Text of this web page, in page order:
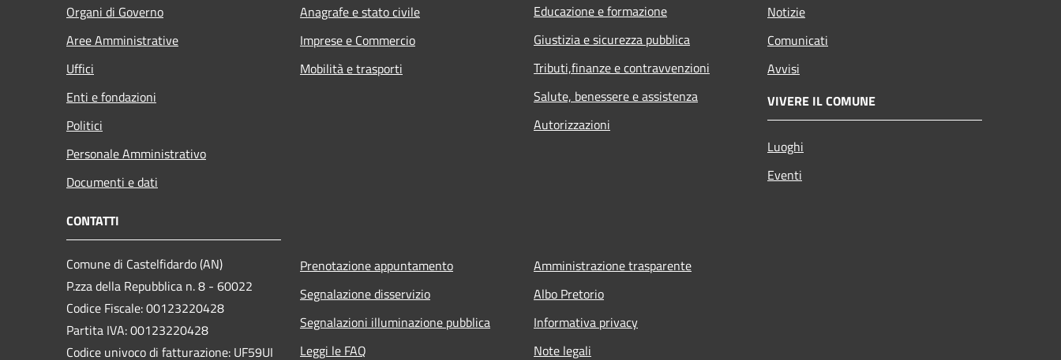
Organi di Governo
Aree Amministrative
Uffici
Enti e fondazioni
Politici
Personale Amministrativo
Documenti e dati
Anagrafe e stato civile
Imprese e Commercio
Mobilità e trasporti
Educazione e formazione
Giustizia e sicurezza pubblica
Tributi,finanze e contravvenzioni
Salute, benessere e assistenza
Autorizzazioni
Notizie
Comunicati
Avvisi
VIVERE IL COMUNE
Luoghi
Eventi
CONTATTI
Comune di Castelfidardo (AN)
P.zza della Repubblica n. 8 - 60022
Codice Fiscale: 00123220428
Partita IVA: 00123220428
Codice univoco di fatturazione: UF59UI
Prenotazione appuntamento
Segnalazione disservizio
Segnalazioni illuminazione pubblica
Leggi le FAQ
Amministrazione trasparente
Albo Pretorio
Informativa privacy
Note legali